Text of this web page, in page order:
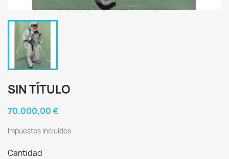
SIN TÍTULO
70.000,00 €
Impuestos incluidos
Cantidad